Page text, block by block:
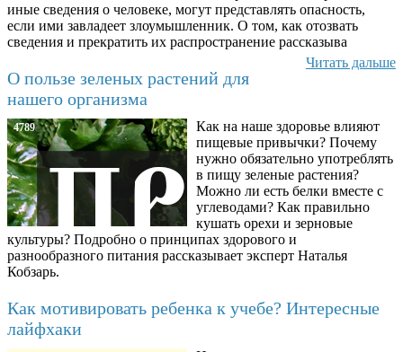
иные сведения о человеке, могут представлять опасность,
если ими завладеет злоумышленник. О том, как отозвать
сведения и прекратить их распространение рассказыва
Читать дальше
О пользе зеленых растений для
нашего организма
4789
Как на наше здоровье влияют
пищевые привычки? Почему
нужно обязательно употреблять
в пищу зеленые растения?
Можно ли есть белки вместе с
углеводами? Как правильно
кушать орехи и зерновые
культуры? Подробно о принципах здорового и
разнообразного питания рассказывает эксперт Наталья
Кобзарь.
Как мотивировать ребенка к учебе? Интересные
лайфхаки